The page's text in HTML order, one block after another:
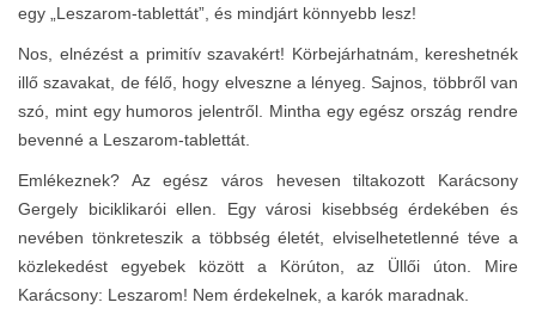
egy „Leszarom-tablettát”, és mindjárt könnyebb lesz!
Nos, elnézést a primitív szavakért! Körbejárhatnám, kereshetnék
illő szavakat, de félő, hogy elveszne a lényeg. Sajnos, többről van
szó, mint egy humoros jelentről. Mintha egy egész ország rendre
bevenné a Leszarom-tablettát.
Emlékeznek? Az egész város hevesen tiltakozott Karácsony
Gergely biciklikarói ellen. Egy városi kisebbség érdekében és
nevében tönkreteszik a többség életét, elviselhetetlenné téve a
közlekedést egyebek között a Körúton, az Üllői úton. Mire
Karácsony: Leszarom! Nem érdekelnek, a karók maradnak.